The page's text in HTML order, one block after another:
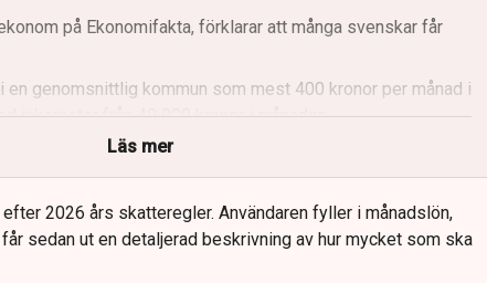
på Ekonomifakta, förklarar att många svenskar får
genomsnittlig kommun som mest 400 kronor per månad i
inkomster från 40 000 kronor i månaden.
för äldre förstärks.
Läs mer
efter 2026 års skatteregler. Användaren fyller i månadslön,
sedan ut en detaljerad beskrivning av hur mycket som ska